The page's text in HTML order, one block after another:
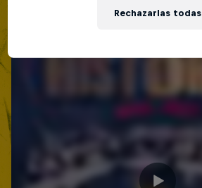
Rechazarlas todas